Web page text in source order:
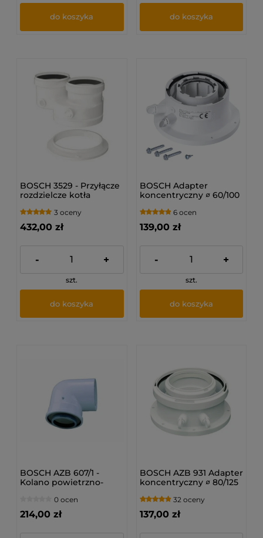
do koszyka do koszyka
BOSCH 3529 - Przyłącze
rozdzielcze kotła
3 oceny
432,00 zł
- +
szt.
do koszyka
BOSCH Adapter
koncentryczny ∅ 60/100
6 ocen
139,00 zł
- +
szt.
do koszyka
BOSCH AZB 607/1 -
Kolano powietrzno-
0 ocen
214,00 zł
BOSCH AZB 931 Adapter
koncentryczny ∅ 80/125
32 oceny
137,00 zł